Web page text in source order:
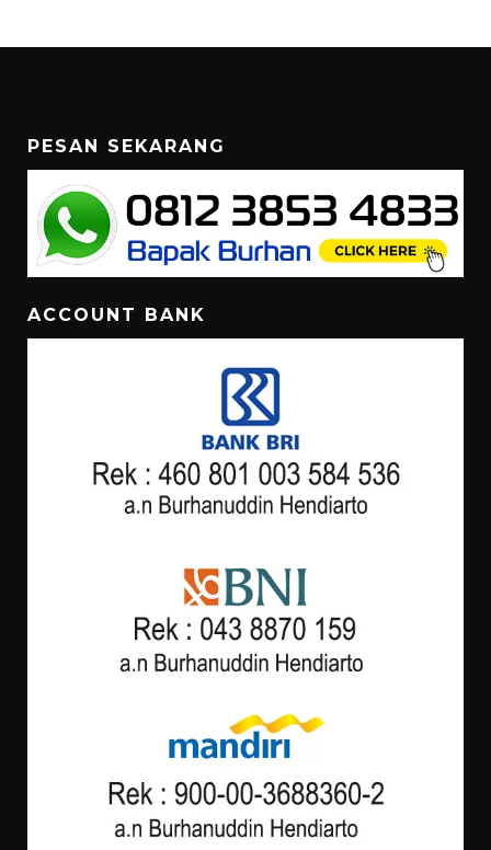
PESAN SEKARANG
ACCOUNT BANK